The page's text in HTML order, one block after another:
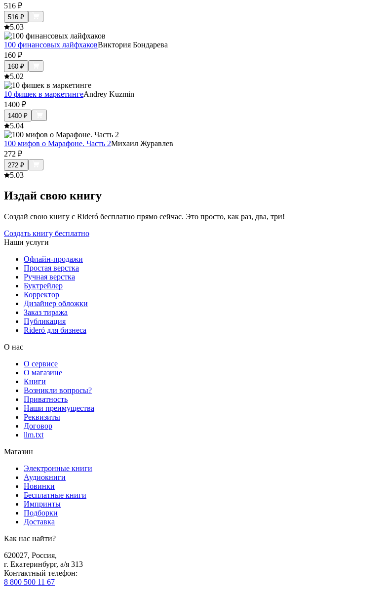
516 ₽
516 ₽
5.03
100 финансовых лайфхаковВиктория Бондарева
160 ₽
160 ₽
5.02
10 фишек в маркетингеAndrey Kuzmin
1400 ₽
1400 ₽
5.04
100 мифов о Марафоне. Часть 2Михаил Журавлев
272 ₽
272 ₽
5.03
Издай свою книгу
Создай свою книгу с Rideró бесплатно прямо сейчас. Это просто, как раз, два, три!
Создать книгу бесплатно
Наши услуги
Офлайн-продажи
Простая верстка
Ручная верстка
Буктрейлер
Корректор
Дизайнер обложки
Заказ тиража
Публикация
Rideró для бизнеса
О нас
О сервисе
О магазине
Книги
Возникли вопросы?
Приватность
Наши преимущества
Реквизиты
Договор
llm.txt
Магазин
Электронные книги
Аудиокниги
Новинки
Бесплатные книги
Импринты
Подборки
Доставка
Как нас найти?
620027, Россия,
г. Екатеринбург, а/я 313
Контактный телефон:
8 800 500 11 67